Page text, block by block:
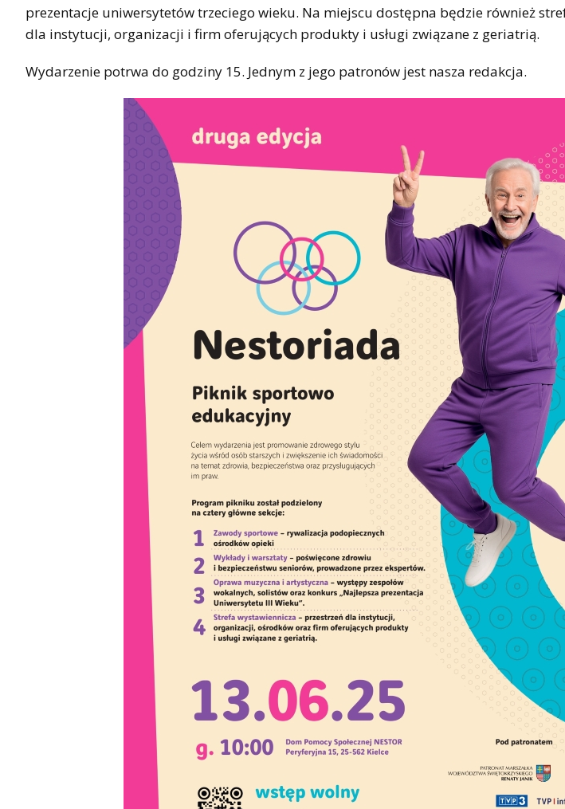
prezentacje uniwersytetów trzeciego wieku. Na miejscu dostępna będzie również
dla instytucji, organizacji i firm oferujących produkty i usługi związane z geriatrią.
Wydarzenie potrwa do godziny 15. Jednym z jego patronów jest nasza redakcja.